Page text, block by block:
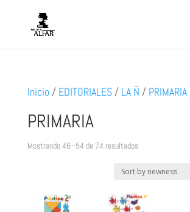
Inicio / EDITORIALES/ LA Ñ / PRIMARIA
PRIMARIA
Mostrando 46–54 de 74 resultadosOrdenado
últimos